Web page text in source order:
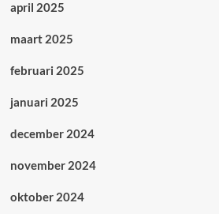
april 2025
maart 2025
februari 2025
januari 2025
december 2024
november 2024
oktober 2024